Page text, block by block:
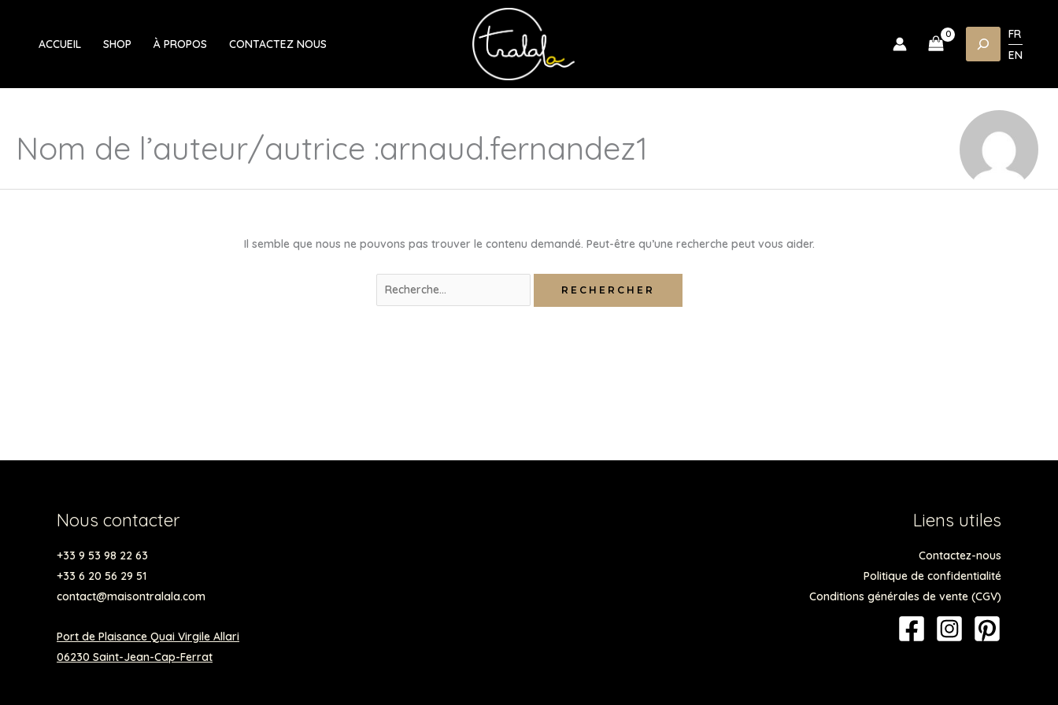
contenuACCUEIL SHOP À PROPOS CONTACTEZ NOUS
Rechercher
FR
EN
Nom de l’auteur/autrice :arnaud.fernandez1
Il semble que nous ne pouvons pas trouver le contenu demandé. Peut-être qu’une recherche peut vous aider.
Rechercher :
Nous contacter
+33 9 53 98 22 63
+33 6 20 56 29 51
contact@maisontralala.com
Port de Plaisance Quai Virgile Allari
06230 Saint-Jean-Cap-Ferrat
Liens utiles
Contactez-nous
Politique de confidentialité
Conditions générales de vente (CGV)